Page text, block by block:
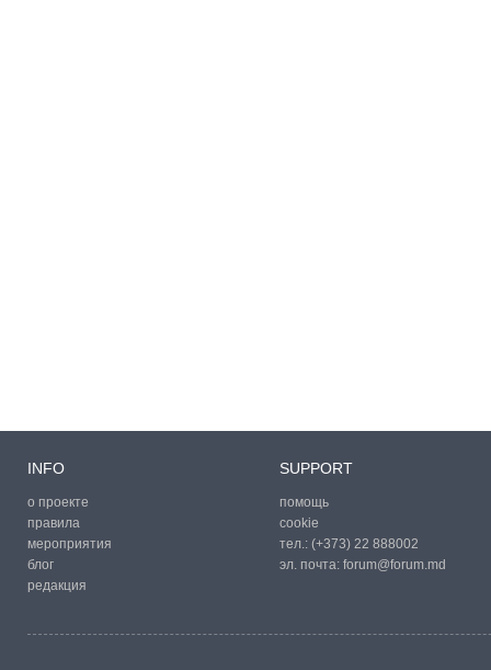
INFO
о проекте
правила
мероприятия
блог
редакция
SUPPORT
помощь
cookie
тел.: (+373) 22 888002
эл. почта: forum@forum.md